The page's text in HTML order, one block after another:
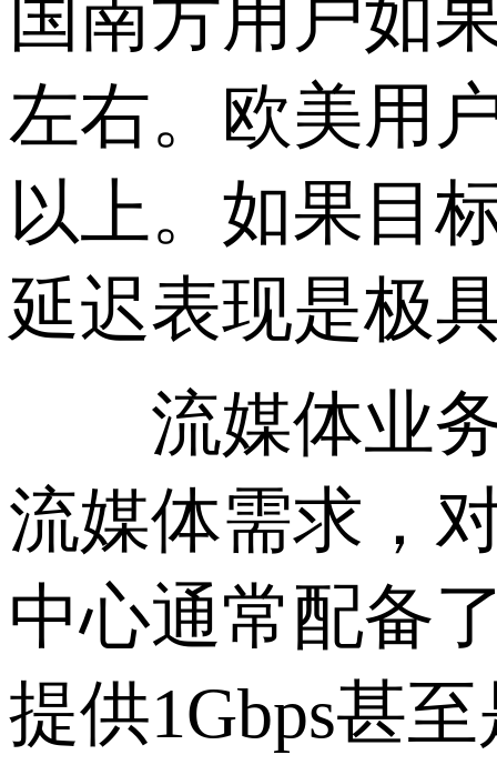
国南方用户如
左右。欧美用
以上。如果目
延迟表现是极
流媒体业务
流媒体需求，
中心通常配备
提供1Gbps甚